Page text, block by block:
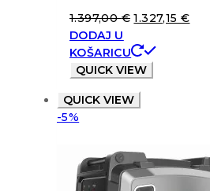
1.397,00€ 1.327,15€
DODAJ U
KOŠARICU
QUICK VIEW
QUICK VIEW
-5%